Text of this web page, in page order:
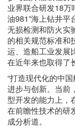
业界联合研发18万
油981”海上钻井平
无损检测和防火实
的相关规范标准
运、造船工业发展
在近年来也取得了
“打造现代化的中
进步与创新。当前
型开发的能力上，
在前瞻性技术的研
成分析道。